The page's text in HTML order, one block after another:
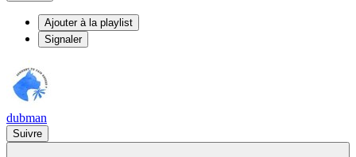
Ajouter à la playlist
Signaler
dubman
Suivre